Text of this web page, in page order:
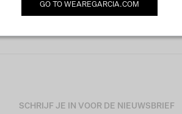
SCHRIJF JE IN VOOR DE NIEUWSBRIEF
GO TO WEAREGARCIA.COM